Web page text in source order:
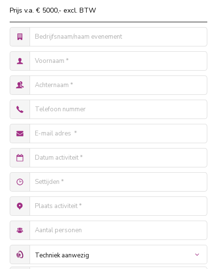
Prijs v.a. € 5000,- excl. BTW